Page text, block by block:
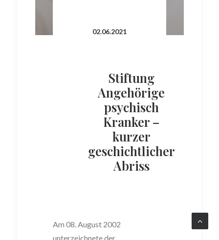
02.06.2021
Stiftung
Angehörige
psychisch
Kranker –
kurzer
geschichtlicher
Abriss
Am 08. August 2002
unterzeichnete der